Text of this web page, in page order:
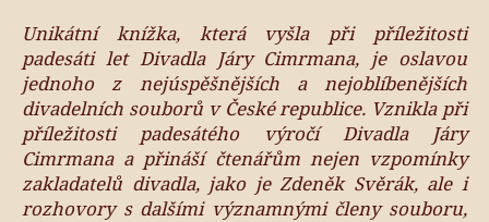
Unikátní knížka, která vyšla při příležitosti
padesáti let Divadla Járy Cimrmana, je oslavou
jednoho z nejúspěšnějších a nejoblíbenějších
divadelních souborů v České republice. Vznikla při
příležitosti padesátého výročí Divadla Járy
Cimrmana a přináší čtenářům nejen vzpomínky
zakladatelů divadla, jako je Zdeněk Svěrák, ale i
rozhovory s dalšími významnými členy souboru,
HLEDAT
D
o
p
o